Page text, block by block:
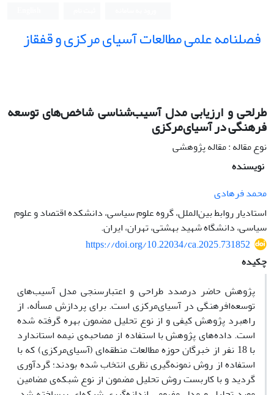
فصلنامه علمی مطالعات آسیای مرکزی و قفقاز
طرلحی و ارزیابی مدل آسیب‌شناسی شاخص‌های توسعه
فرهنگی در آسیای‌مرکزی
نوع مقاله : مقاله پژوهشی
نویسنده
محمد فرهادی
استادیار روابط بین‌الملل، گروه علوم سیاسی، دانشکده اقتصاد و علوم
سیاسی، دانشگاه شهید بهشتی، تهران، ایران.
https://doi.org/10.22034/ca.2025.731852
چکیده
پژوهش حاضر درصدد طراحی و اعتبارسنجی مدل آسیب‌های
توسعه‌افرهنگی در آسیای‌مرکزی است. برای پردازش مسأله، از
راهبرد پژوهش کیفی و از نوع تحلیل مضمون بهره گرفته شده
است. داده‌های پژوهش با استفاده از مصاحبه‌ی نیمه استاندارد
با 18 نفر از خبرگان حوزه مطالعات منطقه‌ای (آسیای‌مرکزی) که با
استفاده از روش نمونه‌گیری نظری انتخاب شده بودند؛ گردآوری
گردید و با کاربست روش تحلیل مضمون از نوع شبکه‌ی مضامین